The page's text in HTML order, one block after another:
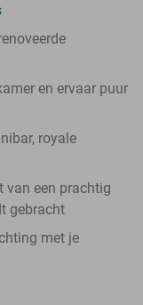
en ervaar puur
royale
van een prachtig
gebracht
met je